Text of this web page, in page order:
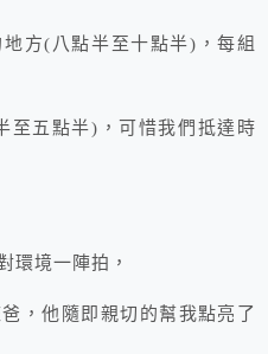
方(八點半至十點半)，每組
至五點半)，可惜我們抵達時
環境一陣拍，
，他隨即親切的幫我點亮了